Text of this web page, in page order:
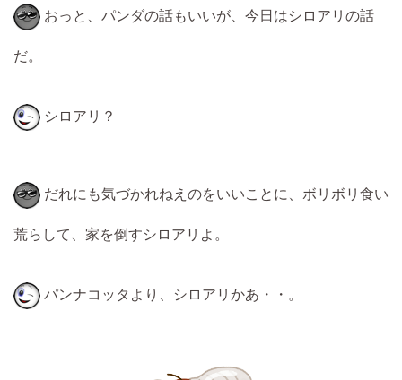
おっと、パンダの話もいいが、今日はシロアリの話
だ。
シロアリ？
だれにも気づかれねえのをいいことに、ボリボリ食い
荒らして、家を倒すシロアリよ。
パンナコッタより、シロアリかあ・・。